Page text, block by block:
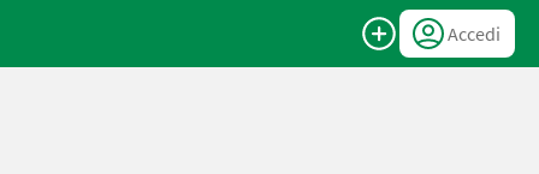
Accedi